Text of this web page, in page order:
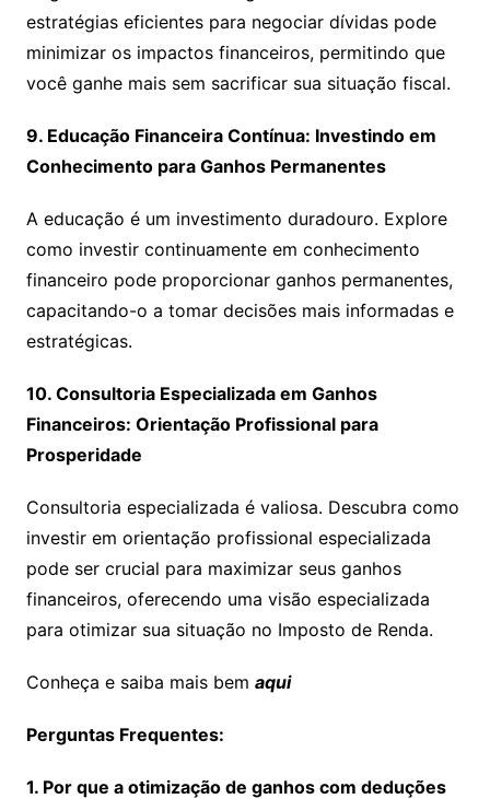
estratégias eficientes para negociar dívidas pode
minimizar os impactos financeiros, permitindo que
você ganhe mais sem sacrificar sua situação fiscal.
9. Educação Financeira Contínua: Investindo em
Conhecimento para Ganhos Permanentes
A educação é um investimento duradouro. Explore
como investir continuamente em conhecimento
financeiro pode proporcionar ganhos permanentes,
capacitando-o a tomar decisões mais informadas e
estratégicas.
10. Consultoria Especializada em Ganhos
Financeiros: Orientação Profissional para
Prosperidade
Consultoria especializada é valiosa. Descubra como
investir em orientação profissional especializada
pode ser crucial para maximizar seus ganhos
financeiros, oferecendo uma visão especializada
para otimizar sua situação no Imposto de Renda.
Conheça e saiba mais bem aqui
Perguntas Frequentes:
1. Por que a otimização de ganhos com deduções